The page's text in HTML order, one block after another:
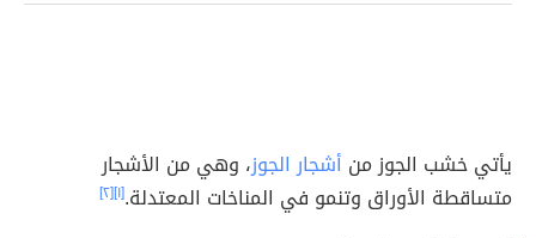
يأتي خشب الجوز من أشجار الجوز، وهي من الأشجار
متساقطة الأوراق وتنمو في المناخات المعتدلة.[١] [٢]